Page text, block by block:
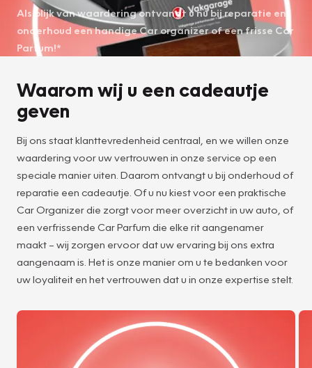
Als blijk van waardering ontvangt u nu bij reparatie en
onderhoud een handige Car organizer of een frisse Car
Parfum!*
Waarom wij u een cadeautje
geven
Bij ons staat klanttevredenheid centraal, en we willen onze
waardering voor uw vertrouwen in onze service op een
speciale manier uiten. Daarom ontvangt u bij onderhoud of
reparatie een cadeautje. Of u nu kiest voor een praktische
Car Organizer die zorgt voor meer overzicht in uw auto, of
een verfrissende Car Parfum die elke rit aangenamer
maakt – wij zorgen ervoor dat uw ervaring bij ons extra
aangenaam is. Het is onze manier om u te bedanken voor
uw loyaliteit en het vertrouwen dat u in onze expertise stelt.